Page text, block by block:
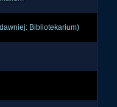
Bibliotekarium)